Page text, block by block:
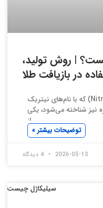
| روش تولید،
در بازیافت طلا
مقدمه اسید نیتریک (Nitric Acid) که با نام‌های نیتریک
نیز شناخته می‌شود، یکی
از
توضیحات بیشتر »
2026-05-13